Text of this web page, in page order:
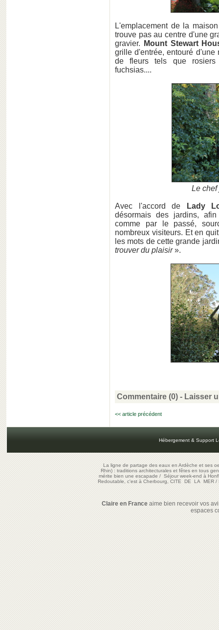
L'emplacement de la
trouve pas au centre d'une
gravier.
Mount Stewart
grille d'entrée, entouré d'une
de fleurs tels que rosiers
fuchsias....
Le
Avec l'accord de
Lady
désormais des jardins,
comme par le passé,
nombreux visiteurs. Et en
les mots de cette grande
trouver du plaisir».
Commentaire (0) - Laisser
<< article précédent
Hébergement & Support
La ligne de partage des eaux en Ardèche et ses
Rhin) : traditions architecturales et fêtes en tous
mérite bien une escapade/Séjour week-end à
Redoutable, c'est à Cherbourg, CITE DE LA MER/
Claire en Franceaime bien recevoir vos
espaces